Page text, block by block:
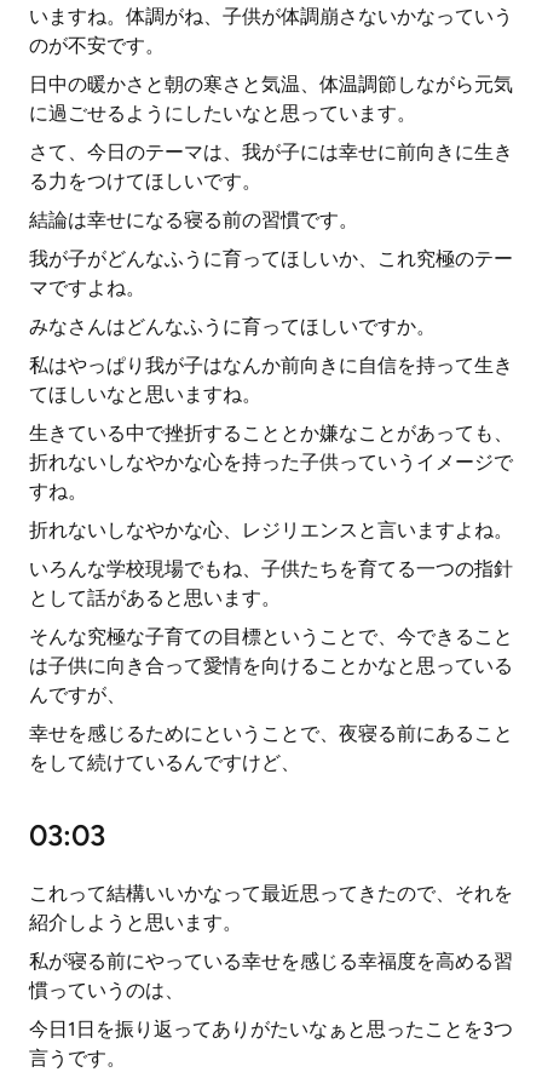
いますね。体調がね、子供が体調崩さないかなっていう
のが不安です。
日中の暖かさと朝の寒さと気温、体温調節しながら元気
に過ごせるようにしたいなと思っています。
さて、今日のテーマは、我が子には幸せに前向きに生き
る力をつけてほしいです。
結論は幸せになる寝る前の習慣です。
我が子がどんなふうに育ってほしいか、これ究極のテー
マですよね。
みなさんはどんなふうに育ってほしいですか。
私はやっぱり我が子はなんか前向きに自信を持って生き
てほしいなと思いますね。
生きている中で挫折することとか嫌なことがあっても、
折れないしなやかな心を持った子供っていうイメージで
すね。
折れないしなやかな心、レジリエンスと言いますよね。
いろんな学校現場でもね、子供たちを育てる一つの指針
として話があると思います。
そんな究極な子育ての目標ということで、今できること
は子供に向き合って愛情を向けることかなと思っている
んですが、
幸せを感じるためにということで、夜寝る前にあること
をして続けているんですけど、
03:03
これって結構いいかなって最近思ってきたので、それを
紹介しようと思います。
私が寝る前にやっている幸せを感じる幸福度を高める習
慣っていうのは、
今日1日を振り返ってありがたいなぁと思ったことを3つ
言うです。